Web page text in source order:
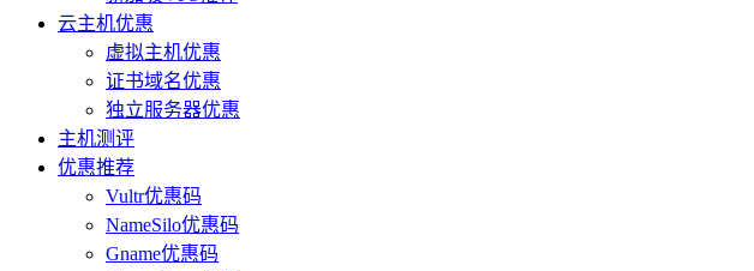
云主机优惠
虚拟主机优惠
证书域名优惠
独立服务器优惠
主机测评
优惠推荐
Vultr优惠码
NameSilo优惠码
Gname优惠码